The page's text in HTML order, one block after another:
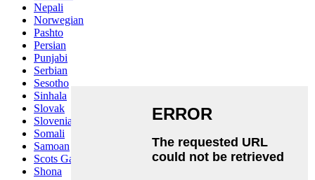
Nepali
Norwegian
Pashto
Persian
Punjabi
Serbian
Sesotho
Sinhala
Slovak
Slovenian
Somali
Samoan
Scots Gaelic
Shona